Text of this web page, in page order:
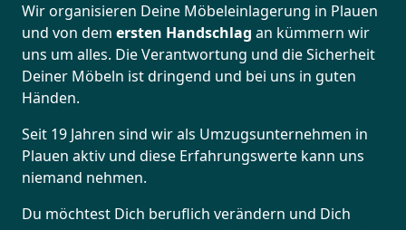
Wir organisieren Deine Möbeleinlagerung in Plauen
und von dem ersten Handschlag an kümmern wir
uns um alles. Die Verantwortung und die Sicherheit
Deiner Möbeln ist dringend und bei uns in guten
Händen.
Seit 19 Jahren sind wir als Umzugsunternehmen in
Plauen aktiv und diese Erfahrungswerte kann uns
niemand nehmen.
Du möchtest Dich beruflich verändern und Dich